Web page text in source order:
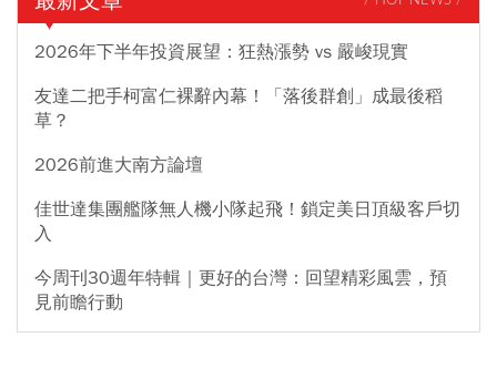
2026年下半年投資展望：狂熱漲勢 vs 嚴峻現實
友達二把手柯富仁裸辭內幕！「落後群創」成最後稻
草？
2026前進大南方論壇
佳世達集團艦隊無人機小隊起飛！鎖定美日頂級客戶切
入
今周刊30週年特輯｜更好的台灣：回望精彩風雲，預
見前瞻行動